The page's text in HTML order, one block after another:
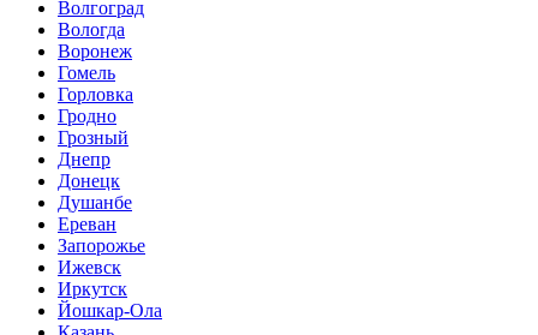
Волгоград
Вологда
Воронеж
Гомель
Горловка
Гродно
Грозный
Днепр
Донецк
Душанбе
Ереван
Запорожье
Ижевск
Иркутск
Йошкар-Ола